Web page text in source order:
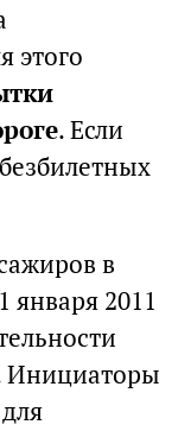
этого
. Если
в
января 2011
Инициаторы